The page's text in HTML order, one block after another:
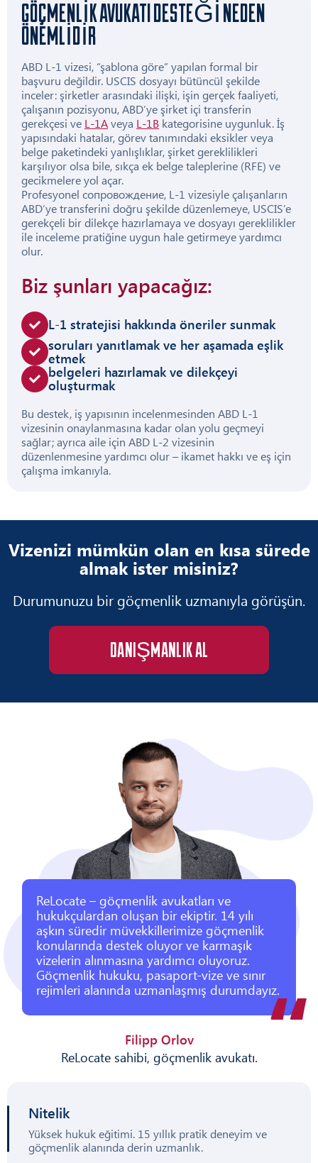
GÖÇMENLIK AVUKATI DESTEĞI NEDEN
ÖNEMLIDIR
ABD L-1 vizesi, “şablona göre” yapılan formal bir
başvuru değildir. USCIS dosyayı bütüncül şekilde
inceler: şirketler arasındaki ilişki, işin gerçek faaliyeti,
çalışanın pozisyonu, ABD’ye şirket içi transferin
gerekçesi ve L-1Aveya L-1B kategorisine uygunluk. İş
yapısındaki hatalar, görev tanımındaki eksikler veya
belge paketindeki yanlışlıklar, şirket gereklilikleri
karşılıyor olsa bile, sıkça ek belge taleplerine (RFE) ve
gecikmelere yol açar.
Profesyonel сопровождение, L-1 vizesiyle çalışanların
ABD’ye transferini doğru şekilde düzenlemeye, USCIS’e
gerekçeli bir dilekçe hazırlamaya ve dosyayı gereklilikler
ile inceleme pratiğine uygun hale getirmeye yardımcı
olur.
Biz şunları yapacağız:
L-1 stratejisi hakkında öneriler sunmak
soruları yanıtlamak ve her aşamada eşlik
etmek
belgeleri hazırlamak ve dilekçeyi
oluşturmak
Bu destek, iş yapısının incelenmesinden ABD L-1
vizesinin onaylanmasına kadar olan yolu geçmeyi
sağlar; ayrıca aile için ABD L-2 vizesinin
düzenlenmesine yardımcı olur – ikamet hakkı ve eş için
çalışma imkanıyla.
Vizenizi mümkün olan en kısa sürede
almak ister misiniz?
Durumunuzu bir göçmenlik uzmanıyla görüşün.
DANIŞMANLIK AL
ReLocate – göçmenlik avukatları ve
hukukçulardan oluşan bir ekiptir. 14 yılı
aşkın süredir müvekkillerimize göçmenlik
konularında destek oluyor ve karmaşık
vizelerin alınmasına yardımcı oluyoruz.
Göçmenlik hukuku, pasaport-vize ve sınır
rejimleri alanında uzmanlaşmış durumdayız.
Filipp Orlov
ReLocate sahibi, göçmenlik avukatı.
Nitelik
Yüksek hukuk eğitimi. 15 yıllık pratik deneyim ve
göçmenlik alanında derin uzmanlık.